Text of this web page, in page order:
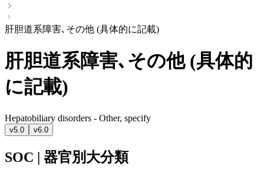
肝胆道系障害､その他 (具体的に記載)
肝胆道系障害､その他 (具体的
に記載)
Hepatobiliary disorders - Other, specify
v5.0 v6.0
SOC | 器官別大分類